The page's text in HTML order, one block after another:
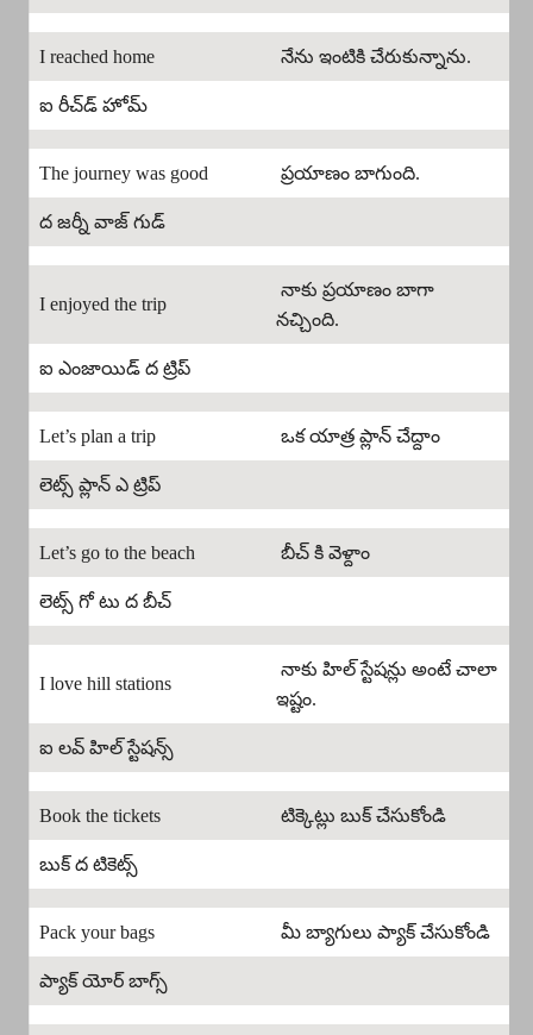
I reached home నేను ఇంటికి చేరుకున్నాను.
ఐ రీచ్‌డ్ హోమ్
The journey was good ప్రయాణం బాగుంది.
ద జర్నీ వాజ్ గుడ్
I enjoyed the trip
నాకు ప్రయాణం బాగా
నచ్చింది.
ఐ ఎంజాయిడ్ ద ట్రిప్
Let’s plan a trip ఒక యాత్ర ప్లాన్ చేద్దాం
లెట్స్ ప్లాన్ ఎ ట్రిప్
Let’s go to the beach బీచ్ కి వెళ్దాం
లెట్స్ గో టు ద బీచ్
I love hill stations
నాకు హిల్ స్టేషన్లు అంటే చాలా
ఇష్టం.
ఐ లవ్ హిల్ స్టేషన్స్
Book the tickets టిక్కెట్లు బుక్ చేసుకోండి
బుక్ ద టికెట్స్
Pack your bags మీ బ్యాగులు ప్యాక్ చేసుకోండి
ప్యాక్ యోర్ బాగ్స్